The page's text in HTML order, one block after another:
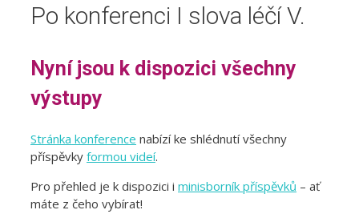
Po konferenci I slova léčí V.
Nyní jsou k dispozici všechny
výstupy
Stránka konference nabízí ke shlédnutí všechny
příspěvky formou videí.
Pro přehled je k dispozici i minisborník příspěvků – ať
máte z čeho vybírat!